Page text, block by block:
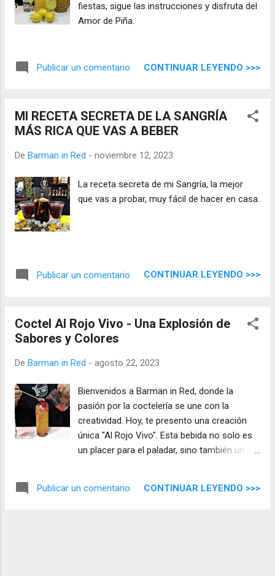
fiestas, sigue las instrucciones y disfruta del
Amor de Piña.
Publicar un comentario CONTINUAR LEYENDO >>>
MI RECETA SECRETA DE LA SANGRÍA
MÁS RICA QUE VAS A BEBER
De Barman in Red - noviembre 12, 2023
La receta secreta de mi Sangría, la mejor
que vas a probar, muy fácil de hacer en casa.
Publicar un comentario CONTINUAR LEYENDO >>>
Coctel Al Rojo Vivo - Una Explosión de
Sabores y Colores
De Barman in Red - agosto 22, 2023
Bienvenidos a Barman in Red, donde la
pasión por la coctelería se une con la
creatividad. Hoy, te presento una creación
única "Al Rojo Vivo". Esta bebida no solo es
un placer para el paladar, sino también un
experiencia liquida.
Publicar un comentario CONTINUAR LEYENDO >>>